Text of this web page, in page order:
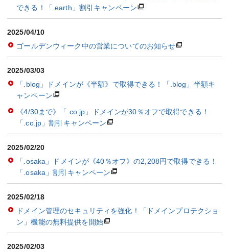
できる！「.earth」割引キャンペーン
2025/04/10
ゴールデンウィーク中の営業についてのお知らせ
2025/03/03
「.blog」ドメインが《半額》で取得できる！「.blog」半額キ
ャンペーン
《4/30まで》「.co.jp」ドメインが30％オフで取得できる！
「.co.jp」割引キャンペーン
2025/02/20
「.osaka」ドメインが《40％オフ》の2,208円で取得できる！
「.osaka」割引キャンペーン
2025/02/18
ドメイン管理のセキュリティを強化！「ドメインプロテクショ
ン」機能の無料提供を開始
2025/02/03